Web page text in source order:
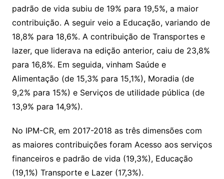
padrão de vida subiu de 19% para 19,5%, a maior
contribuição. A seguir veio a Educação, variando de
18,8% para 18,6%. A contribuição de Transportes e
lazer, que liderava na edição anterior, caiu de 23,8%
para 16,8%. Em seguida, vinham Saúde e
Alimentação (de 15,3% para 15,1%), Moradia (de
9,2% para 15%) e Serviços de utilidade pública (de
13,9% para 14,9%).
No IPM-CR, em 2017-2018 as três dimensões com
as maiores contribuições foram Acesso aos serviços
financeiros e padrão de vida (19,3%), Educação
(19,1%) Transporte e Lazer (17,3%).